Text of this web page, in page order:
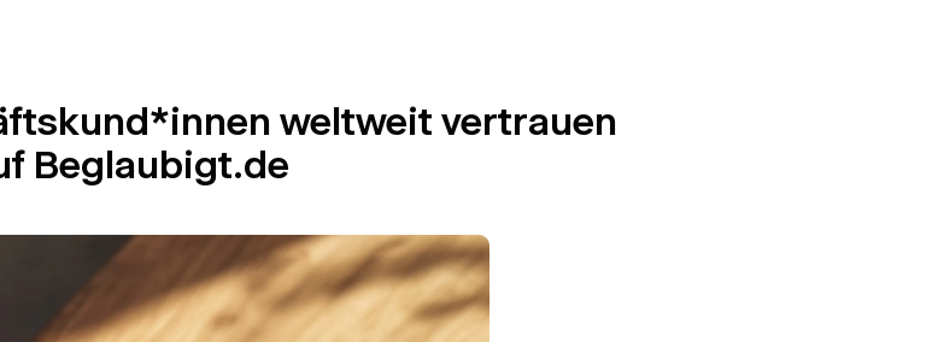
weltweit vertrauen
Beglaubigt.de